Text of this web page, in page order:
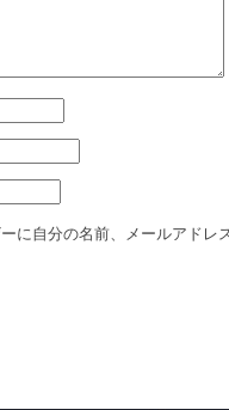
に自分の名前、メールアドレ